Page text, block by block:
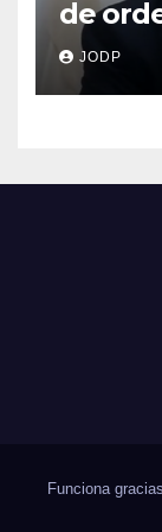
de
clave
JODP
Funciona